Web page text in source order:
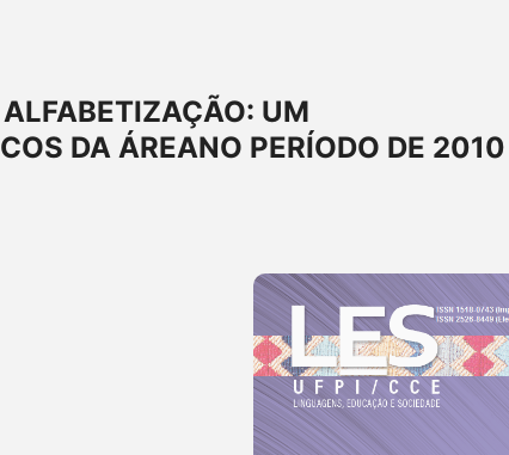
UM
DA ÁREANO PERÍODO DE